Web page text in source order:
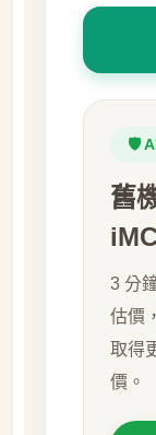
🛡️
舊
3 分
估價，
取得
價。